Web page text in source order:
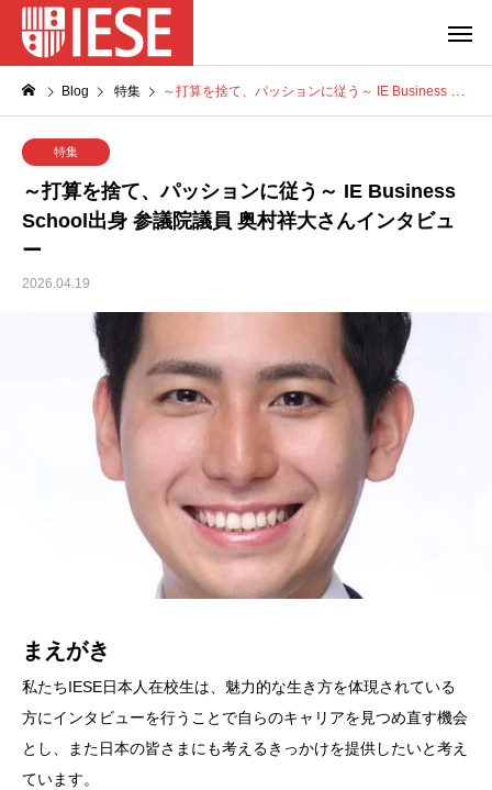
Blog 特集 ～打算を捨て、パッションに従う～ IE Business School出身 参議院議員 奥村祥大さんインタビュー
特集
～打算を捨て、パッションに従う～ IE Business
School出身 参議院議員 奥村祥大さんインタビュ
ー
2026.04.19
まえがき
私たちIESE日本人在校生は、魅力的な生き方を体現されている
方にインタビューを行うことで自らのキャリアを見つめ直す機会
とし、また日本の皆さまにも考えるきっかけを提供したいと考え
ています。